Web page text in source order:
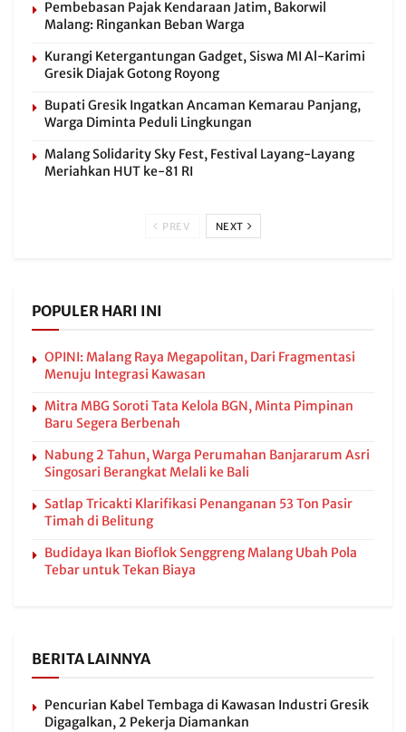
Pembebasan Pajak Kendaraan Jatim, Bakorwil
Malang: Ringankan Beban Warga
Kurangi Ketergantungan Gadget, Siswa MI Al-Karimi
Gresik Diajak Gotong Royong
Bupati Gresik Ingatkan Ancaman Kemarau Panjang,
Warga Diminta Peduli Lingkungan
Malang Solidarity Sky Fest, Festival Layang-Layang
Meriahkan HUT ke-81 RI
PREV NEXT
POPULER HARI INI
OPINI: Malang Raya Megapolitan, Dari Fragmentasi
Menuju Integrasi Kawasan
Mitra MBG Soroti Tata Kelola BGN, Minta Pimpinan
Baru Segera Berbenah
Nabung 2 Tahun, Warga Perumahan Banjararum Asri
Singosari Berangkat Melali ke Bali
Satlap Tricakti Klarifikasi Penanganan 53 Ton Pasir
Timah di Belitung
Budidaya Ikan Bioflok Senggreng Malang Ubah Pola
Tebar untuk Tekan Biaya
BERITA LAINNYA
Pencurian Kabel Tembaga di Kawasan Industri Gresik
Digagalkan, 2 Pekerja Diamankan